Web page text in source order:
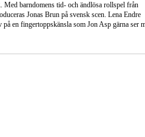
barndomens tid- och ändlösa rollspel från
Jonas Brun på svensk scen. Lena Endre
en fingertoppskänsla som Jon Asp gärna ser